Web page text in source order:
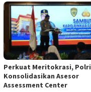
Perkuat Meritokrasi, Polri
Konsolidasikan Asesor
Assessment Center